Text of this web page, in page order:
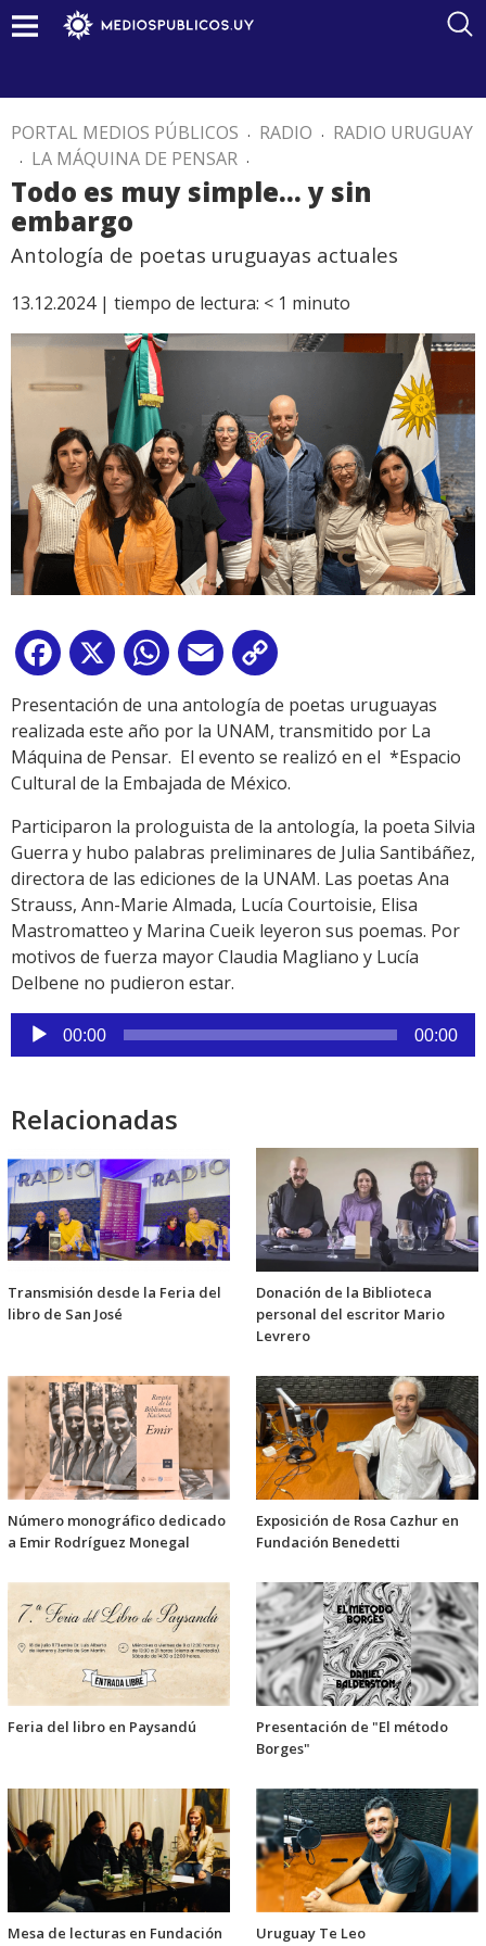
PORTAL MEDIOS PÚBLICOS . RADIO . RADIO URUGUAY
. LA MÁQUINA DE PENSAR .
Todo es muy simple… y sin
embargo
Antología de poetas uruguayas actuales
13.12.2024 | tiempo de lectura: < 1 minuto
Facebook
X WhatsApp
Email
Link
Presentación de una antología de poetas uruguayas
realizada este año por la UNAM, transmitido por La
Máquina de Pensar. El evento se realizó en el *Espacio
Cultural de la Embajada de México.
Participaron la prologuista de la antología, la poeta Silvia
Guerra y hubo palabras preliminares de Julia Santibáñez,
directora de las ediciones de la UNAM. Las poetas Ana
Strauss, Ann-Marie Almada, Lucía Courtoisie, Elisa
Mastromatteo y Marina Cueik leyeron sus poemas. Por
motivos de fuerza mayor Claudia Magliano y Lucía
Delbene no pudieron estar.
Reproductor
de
00:00 00:00
Relacionadas
Transmisión desde la Feria del
libro de San José
Donación de la Biblioteca
personal del escritor Mario
Levrero
Número monográfico dedicado
a Emir Rodríguez Monegal
Exposición de Rosa Cazhur en
Fundación Benedetti
Feria del libro en Paysandú
Presentación de "El método
Borges"
Mesa de lecturas en Fundación
Uruguay Te Leo